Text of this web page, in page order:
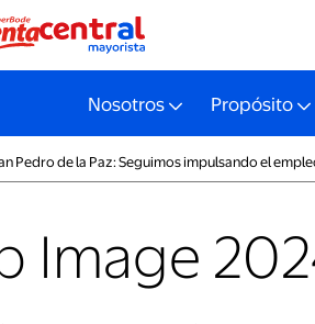
Nosotros Propósito
Pedro de la Paz: Seguimos impulsando el